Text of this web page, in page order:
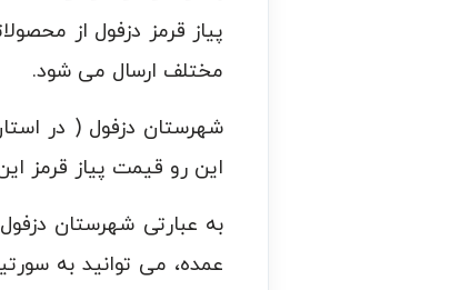
پیاز قرمز دزفول از
مختلف ارسال می شود.
شهرستان دزفول ( در
این رو قیمت پیاز قرمز
به عبارتی شهرستان
عمده، می توانید به